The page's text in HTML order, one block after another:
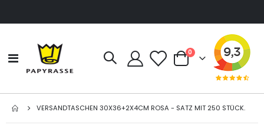
Navigation
umschalten
Cart
0Artikel
VERSANDTASCHEN 30X36+2X4CM ROSA - SATZ MIT 250 STÜCK.